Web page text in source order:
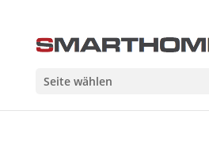
Seite wählen